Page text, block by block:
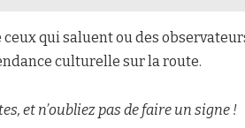
ceux qui saluent ou des
culturelle sur la route.
et n’oubliez pas de faire un signe !